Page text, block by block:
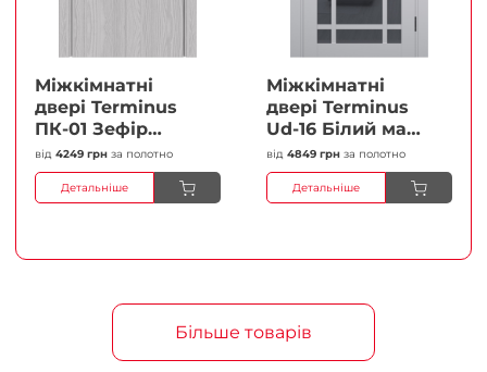
Міжкімнатні
двері Terminus
ПК-01 Зефір
Глухі Плівка
від 4249 грн за полотно
Детальніше
Міжкімнатні
двері Terminus
Ud-16 Білий мат
(Термінус) Сатин
білий Плівка
від 4849 грн за полотно
Детальніше
Більше товарів